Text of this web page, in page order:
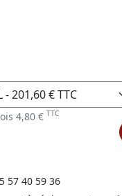
4,80 € TTC
57 40 59 36